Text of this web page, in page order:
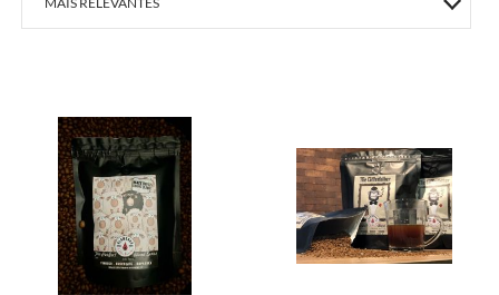
MENOR PREÇO
MAIOR PREÇO
A - Z